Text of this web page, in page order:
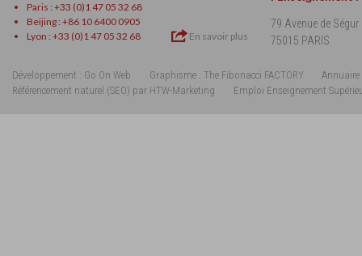
Paris : +33 (0)1 47 05 32 68
Beijing : +86 10 6400 0905
Lyon : +33 (0)1 47 05 32 68
En savoir plus
79 Avenue de Ségur
75015 PARIS
Développement : Go On Web Graphisme : The Fibonacci FACTORY
Annuaire
Référencement naturel (SEO) par HTW-Marketing
Emploi Enseignement